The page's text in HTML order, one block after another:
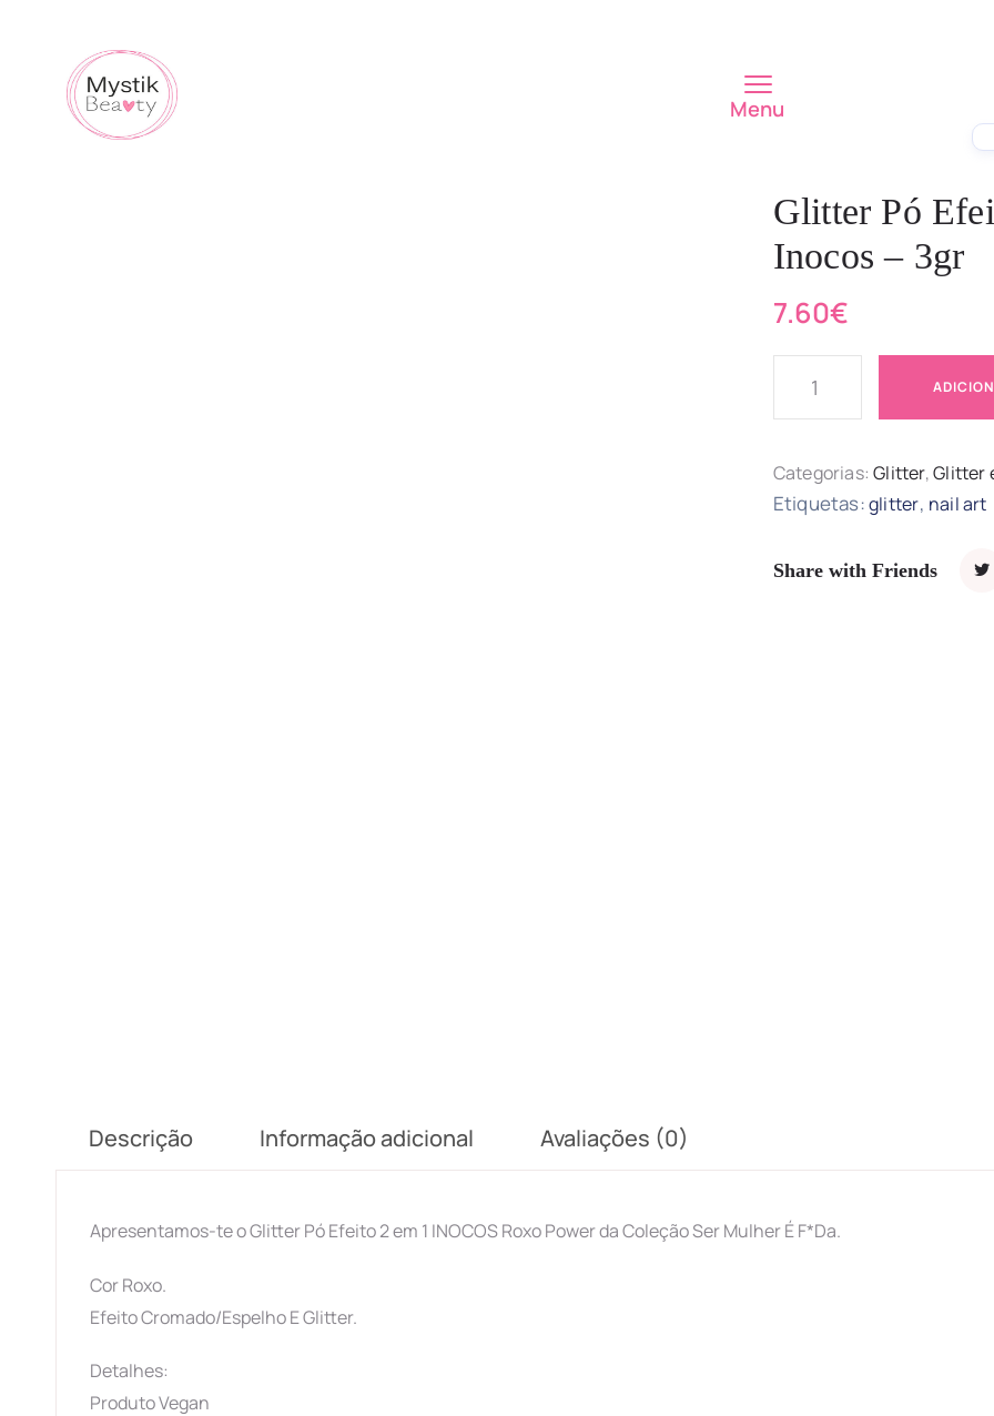
Menu
Glitter Pó
Inocos – 3gr
7.60€
Categorias:Glitter,Glitter
Etiquetas:glitter, nail art
Share with Friends
Descrição Informação adicional Avaliações (0)
Apresentamos-te o Glitter Pó Efeito 2 em 1 INOCOS Roxo Power da Coleção Ser Mulher É F*Da.
Cor Roxo.
Efeito Cromado/Espelho E Glitter.
Detalhes:
Produto Vegan